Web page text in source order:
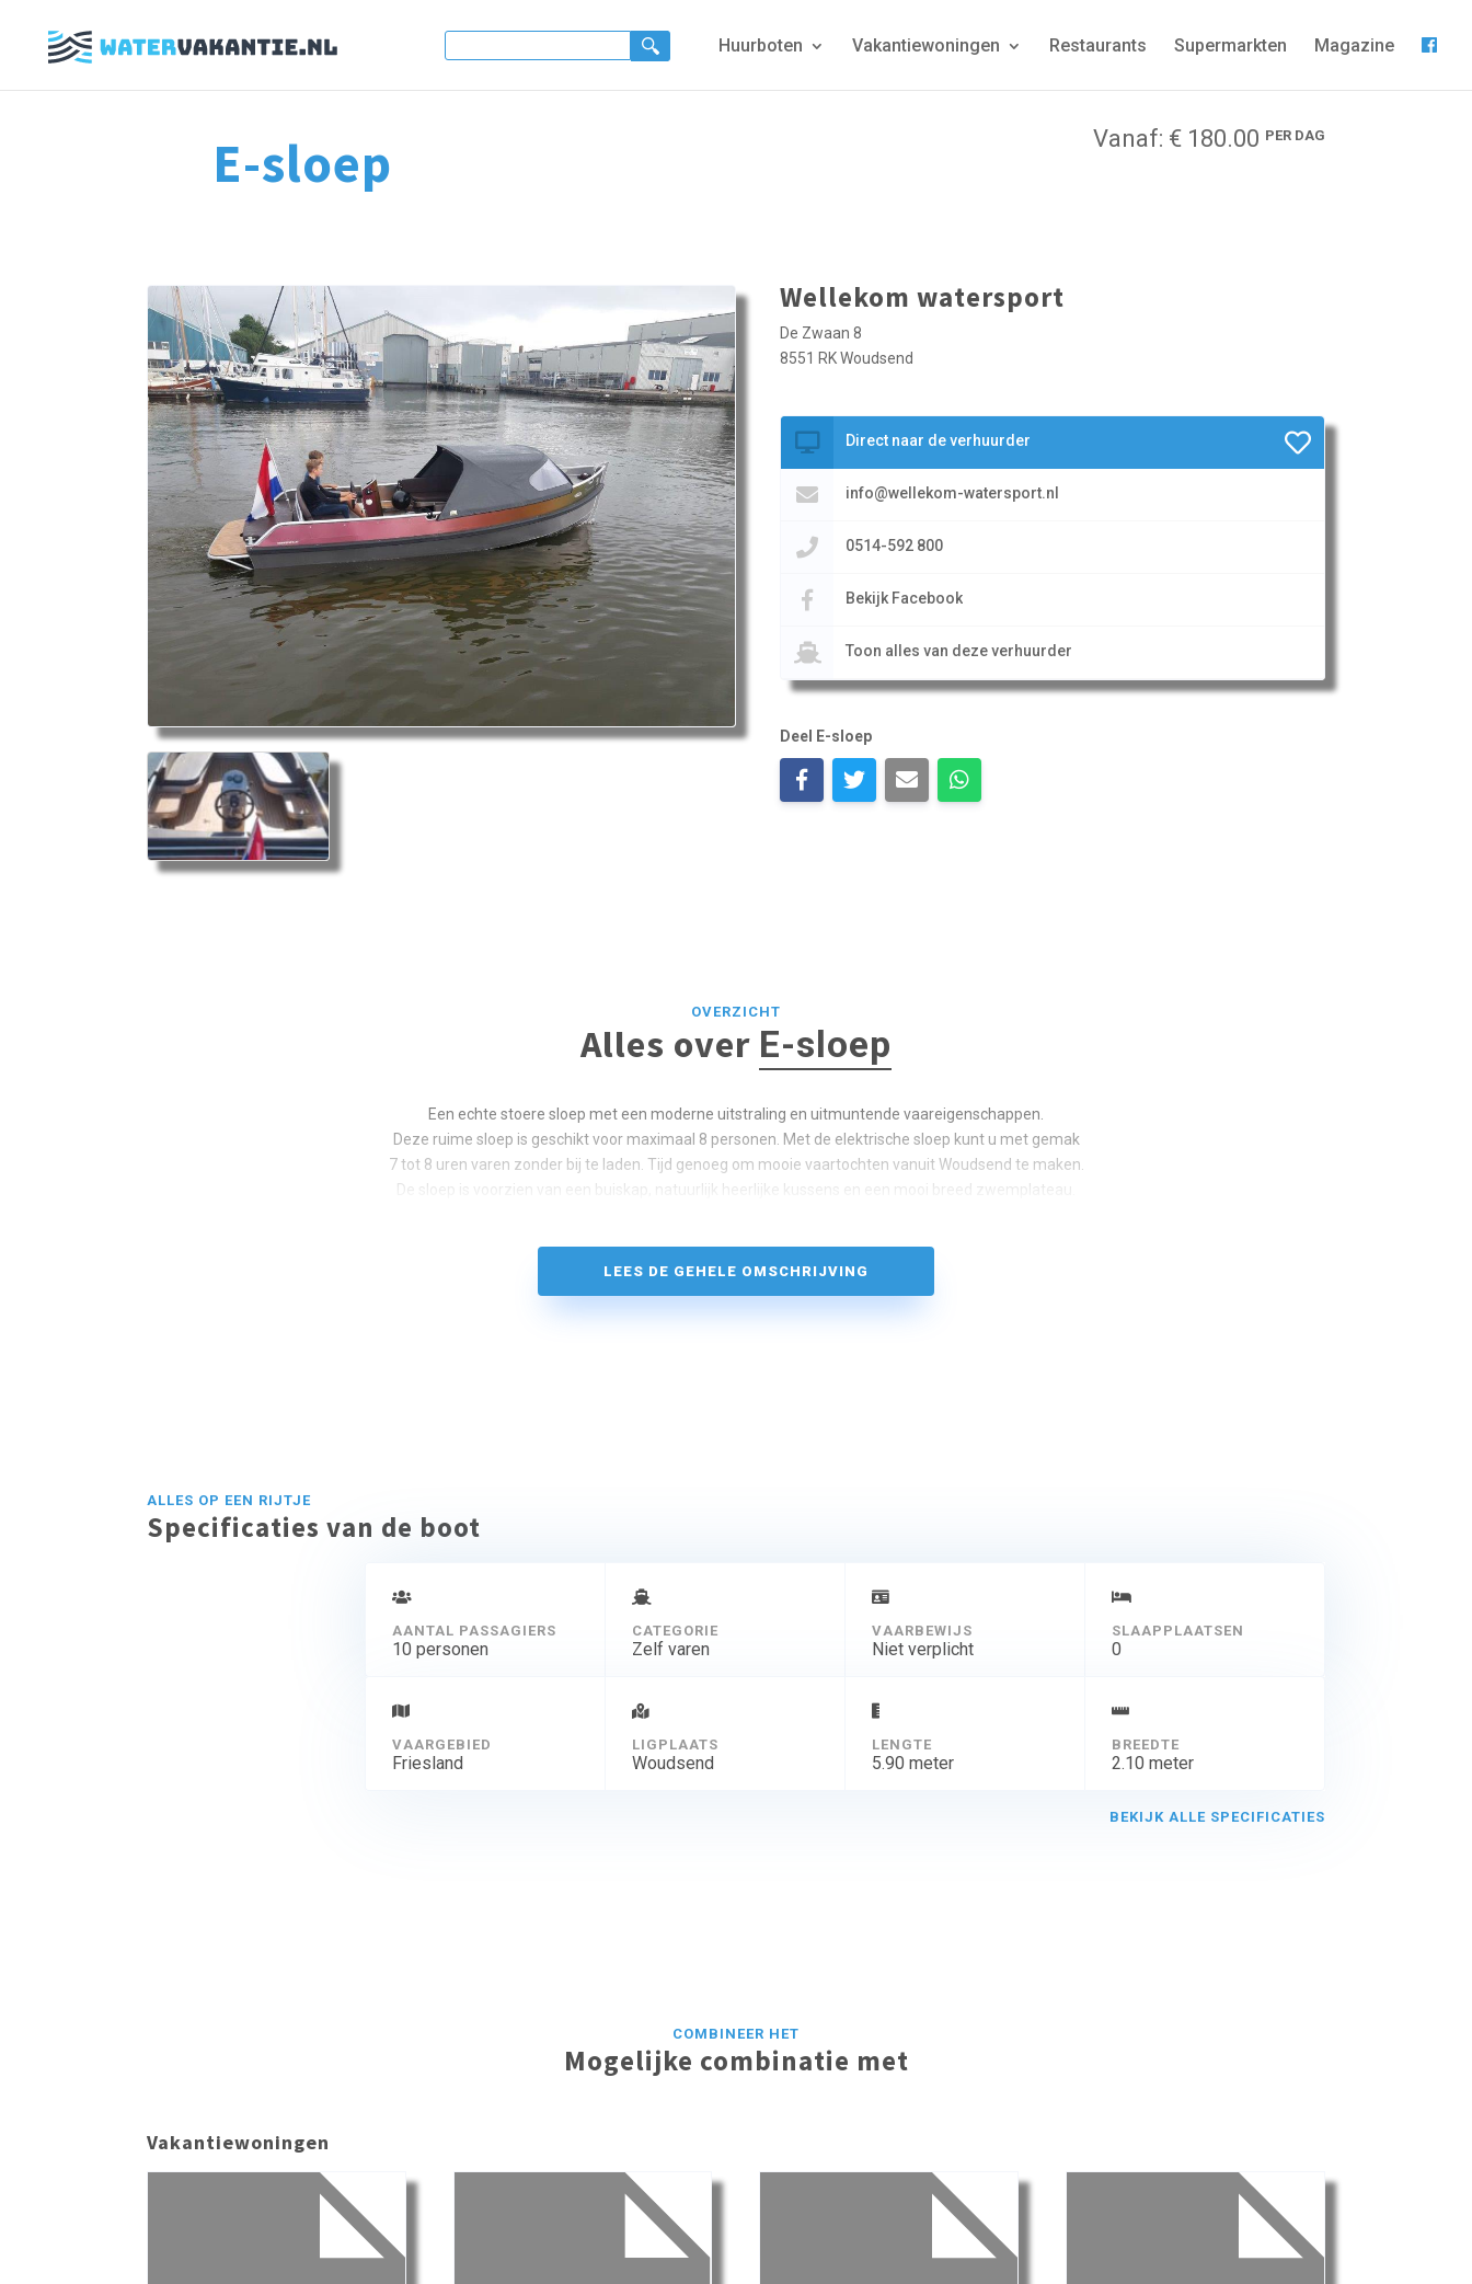
Huurboten Vakantiewoningen Restaurants Supermarkten Magazine
E-sloep Vanaf: € 180.00 PER DAG
Wellekom watersport
De Zwaan 8
8551 RK Woudsend
Direct naar de verhuurder
info@wellekom-watersport.nl
0514-592 800
Bekijk Facebook
Toon alles van deze verhuurder
Deel E-sloep
OVERZICHT
Alles over E-sloep
Een echte stoere sloep met een moderne uitstraling en uitmuntende vaareigenschappen.
Deze ruime sloep is geschikt voor maximaal 8 personen. Met de elektrische sloep kunt u met gemak
7 tot 8 uren varen zonder bij te laden. Tijd genoeg om mooie vaartochten vanuit Woudsend te maken.
De sloep is voorzien van een buiskap, natuurlijk heerlijke kussens en een mooi breed zwemplateau.
LEES DE GEHELE OMSCHRIJVING
ALLES OP EEN RIJTJE
Specificaties van de boot
AANTAL PASSAGIERS
10 personen
CATEGORIE
Zelf varen
VAARBEWIJS
Niet verplicht
SLAAPPLAATSEN
0
VAARGEBIED
Friesland
LIGPLAATS
Woudsend
LENGTE
5.90 meter
BREEDTE
2.10 meter
BEKIJK ALLE SPECIFICATIES
COMBINEER HET
Mogelijke combinatie met
Vakantiewoningen